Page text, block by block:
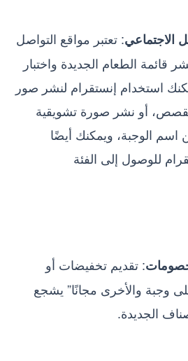
الاجتماعي: تعتبر مواقع التواصل
قائمة الطعام الجديدة واختبار
استخدام إنستقرام لنشر صور
أو نشر صورة تشويقية
اسم الوجبة، ويمكنك أيضًا
للوصول إلى الفئة
: تقديم تخفيضات أو
والأخرى مجانًا” يشجع
الجديدة.